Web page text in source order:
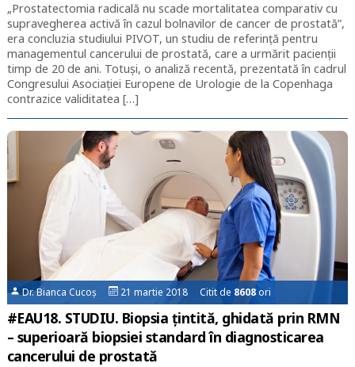
„Prostatectomia radicală nu scade mortalitatea comparativ cu
supravegherea activă în cazul bolnavilor de cancer de prostată”,
era concluzia studiului PIVOT, un studiu de referință pentru
managementul cancerului de prostată, care a urmărit pacienții
timp de 20 de ani. Totuși, o analiză recentă, prezentată în cadrul
Congresului Asociației Europene de Urologie de la Copenhaga
contrazice validitatea […]
Dr. Bianca Cucoș 21 martie 2018 Citit de 8608ori
#EAU18. STUDIU. Biopsia țintită, ghidată prin RMN
– superioară biopsiei standard în diagnosticarea
cancerului de prostată